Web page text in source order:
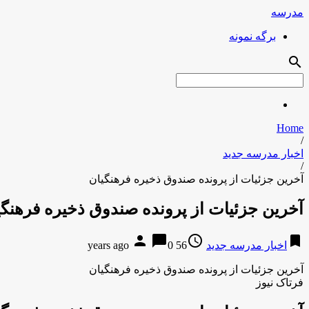
مدرسه
برگه نمونه
search
Home
/
اخبار مدرسه جدید
/
آخرین جزئیات از پرونده صندوق ذخیره فرهنگیان
آخرین جزئیات از پرونده صندوق ذخیره
bookmark اخبار مدرسه جدید access_time
56 years ago
person chat_bubble0
آخرین جزئیات از پرونده صندوق ذخیره فرهنگیان
فرتاک نیوز